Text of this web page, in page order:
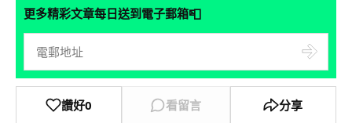
更多精彩文章每日送到電子郵箱📮
讚好0 看留言 分享